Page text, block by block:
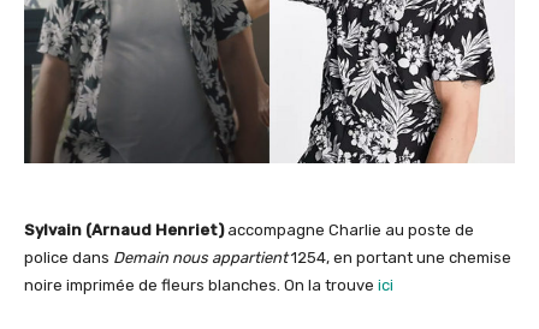
Sylvain (Arnaud Henriet)accompagne Charlie au poste de
police dans Demain nous appartient1254, en portant une chemise
noire imprimée de fleurs blanches. On la trouve ici